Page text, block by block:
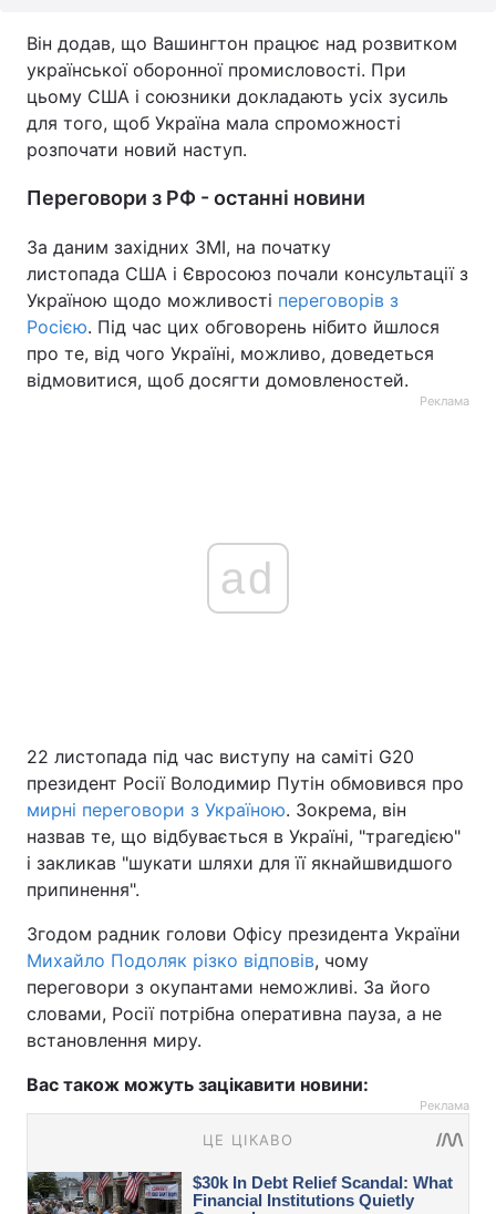
Він додав, що Вашингтон працює над розвитком
української оборонної промисловості. При
цьому США і союзники докладають усіх зусиль
для того, щоб Україна мала спроможності
розпочати новий наступ.
Переговори з РФ - останні новини
За даним західних ЗМІ, на початку
листопада США і Євросоюз почали консультації з
Україною щодо можливості переговорів з
Росією. Під час цих обговорень нібито йшлося
про те, від чого Україні, можливо, доведеться
відмовитися, щоб досягти домовленостей.
Реклама
ad
22 листопада під час виступу на саміті G20
президент Росії Володимир Путін обмовився про
мирні переговори з Україною. Зокрема, він
назвав те, що відбувається в Україні, "трагедією"
і закликав "шукати шляхи для її якнайшвидшого
припинення".
Згодом радник голови Офісу президента України
Михайло Подоляк різко відповів, чому
переговори з окупантами неможливі. За його
словами, Росії потрібна оперативна пауза, а не
встановлення миру.
Вас також можуть зацікавити новини:
Реклама